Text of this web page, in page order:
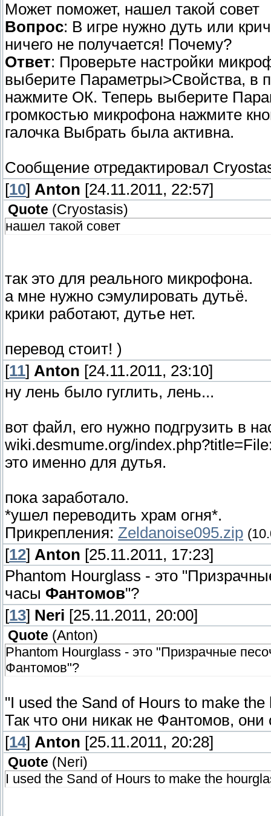
Может поможет, нашел такой совет
Вопрос: В игре нужно дуть или
ничего не получается! Почему?
Ответ: Проверьте настройки
выберите Параметры>Свойства, в
нажмите ОК. Теперь выберите
громкостью микрофона нажмите
галочка Выбрать была активна.
Сообщение отредактировал
[10] Anton [24.11.2011, 22:57]
Quote (Cryostasis)
нашел такой совет
так это для реального микрофона.
а мне нужно сэмулировать дутьё.
крики работают, дутье нет.
перевод стоит! )
[11] Anton [24.11.2011, 23:10]
ну лень было гуглить, лень...
вот файл, его нужно подгрузить в
wiki.desmume.org/
это именно для дутья.
пока заработало.
*ушел переводить храм огня*.
Прикрепления: Zeldanoise095.zip
[12] Anton [25.11.2011, 17:23]
Phantom Hourglass - это
часы Фантомов"?
[13] Neri [25.11.2011, 20:00]
Quote (Anton)
Phantom Hourglass - это "Призрачные
Фантомов"?
"I used the Sand of Hours to make
Так что они никак не Фантомов,
[14] Anton [25.11.2011, 20:28]
Quote (Neri)
I used the Sand of Hours to make the